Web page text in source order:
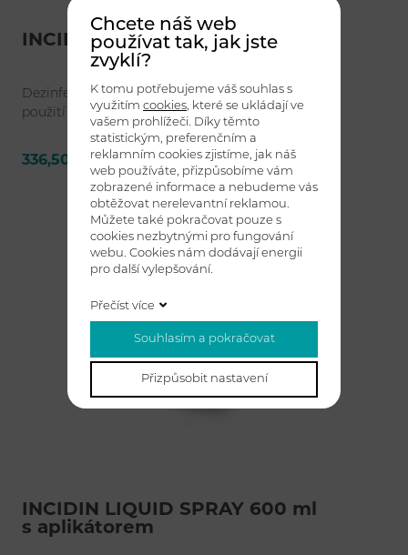
INCIDIN LIQUID 1 l
Dezinfekční přípravek na bázi alkoholů k přímému
použití pro rychlou dezinfekci postřikem.
336,50 Kč bez DPH Detail
INCIDIN LIQUID SPRAY 600 ml
s aplikátorem
Chcete náš web
používat tak, jak jste
zvyklí?
K tomu potřebujeme váš souhlas s
využitím cookies , které se ukládají ve
vašem prohlížeči. Díky těmto
statistickým, preferenčním a
reklamním cookies zjistíme, jak náš
web používáte, přizpůsobíme vám
zobrazené informace a nebudeme vás
obtěžovat nerelevantní reklamou.
Můžete také pokračovat pouze s
cookies nezbytnými pro fungování
webu. Cookies nám dodávají energii
pro další vylepšování.
Přečíst více
Souhlasím a pokračovat
Přizpůsobit nastavení